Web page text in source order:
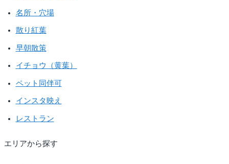
名所・穴場
散り紅葉
早朝散策
イチョウ（黄葉）
ペット同伴可
インスタ映え
レストラン
エリアから探す